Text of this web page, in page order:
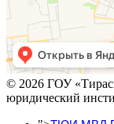
© 2026 ГОУ
юридический